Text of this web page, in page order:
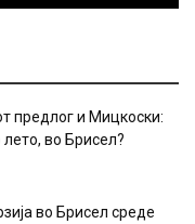
предлог и Мицкоски:
лето, во Брисел?
во Брисел среде